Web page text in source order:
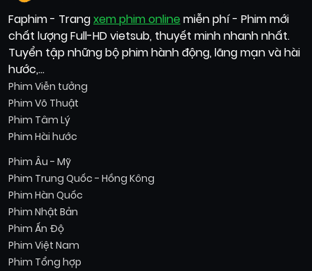
Faphim - Trangxem phim online miễn phí - Phim mới
chất lượng Full-HD vietsub, thuyết minh nhanh nhất.
Tuyển tập những bộ phim hành động, lãng mạn và hài
hước,...
Phim Viễn tưởng
Phim Võ Thuật
Phim Tâm Lý
Phim Hài hước
Phim Âu - Mỹ
Phim Trung Quốc - Hồng Kông
Phim Hàn Quốc
Phim Nhật Bản
Phim Ấn Độ
Phim Việt Nam
Phim Tổng hợp